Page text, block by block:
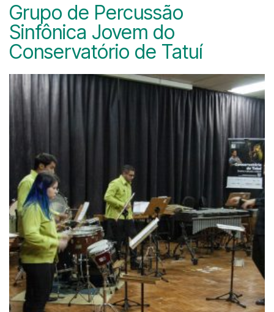
Grupo de Percussão
Sinfônica Jovem do
Conservatório de Tatuí